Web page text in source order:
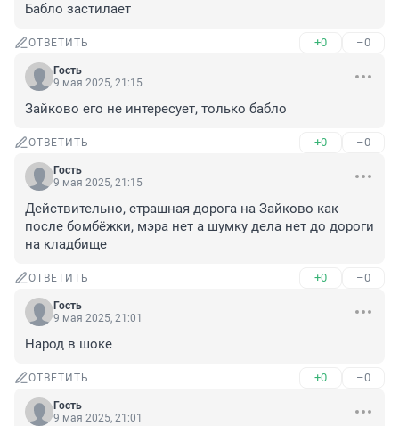
Бабло застилает
ОТВЕТИТЬ +0 –0
Гость
9 мая 2025, 21:15
Зайково его не интересует, только бабло
ОТВЕТИТЬ +0 –0
Гость
9 мая 2025, 21:15
Действительно, страшная дорога на Зайково как
после бомбёжки, мэра нет а шумку дела нет до дороги
на кладбище
ОТВЕТИТЬ +0 –0
Гость
9 мая 2025, 21:01
Народ в шоке
ОТВЕТИТЬ +0 –0
Гость
9 мая 2025, 21:01